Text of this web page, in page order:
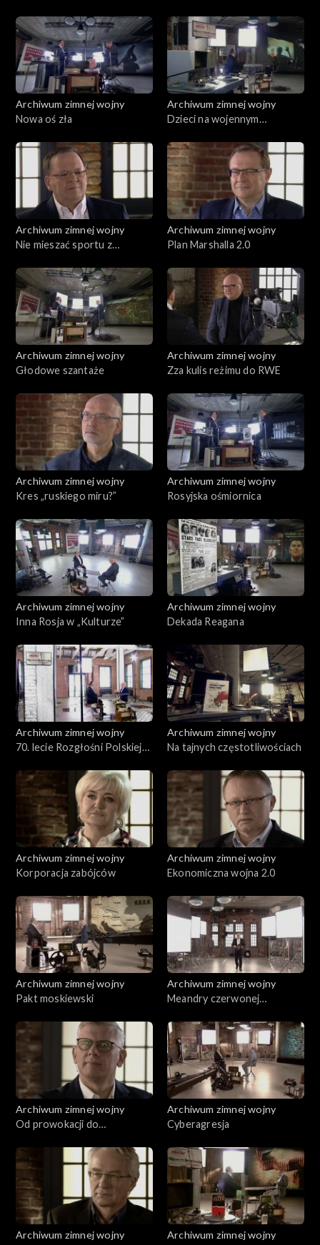
Archiwum zimnej wojny
Nowa oś zła
Archiwum zimnej wojny
Dzieci na wojennym
Archiwum zimnej wojny
Nie mieszać sportu z
Archiwum zimnej wojny
Plan Marshalla 2.0
Archiwum zimnej wojny
Głodowe szantaże
Archiwum zimnej wojny
Zza kulis reżimu do RWE
Archiwum zimnej wojny
Kres „ruskiego miru?”
Archiwum zimnej wojny
Rosyjska ośmiornica
Archiwum zimnej wojny
Inna Rosja w „Kulturze”
Archiwum zimnej wojny
Dekada Reagana
Archiwum zimnej wojny
70. lecie Rozgłośni Polskiej
Archiwum zimnej wojny
Na tajnych częstotliwościach
Archiwum zimnej wojny
Korporacja zabójców
Archiwum zimnej wojny
Ekonomiczna wojna 2.0
Archiwum zimnej wojny
Pakt moskiewski
Archiwum zimnej wojny
Meandry czerwonej
Archiwum zimnej wojny
Od prowokacji do
Archiwum zimnej wojny
Cyberagresja
Archiwum zimnej wojny
Archiwum zimnej wojny